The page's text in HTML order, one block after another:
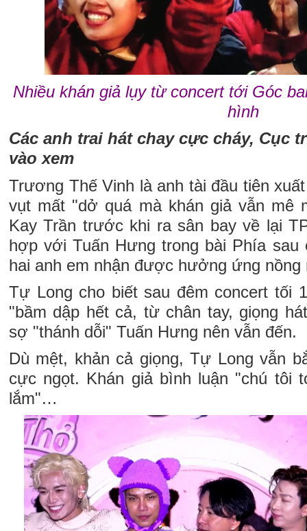
Nhiều khán giả lụy từ concert tới Góc
hình
Các anh trai hát chay cực cháy, Cục
vào xem
Trương Thế Vinh là anh tài đầu tiên
vụt mất "dở quá mà khán giả vẫn mê
Kay Trần trước khi ra sân bay về lại
hợp với Tuấn Hưng trong bài Phía sau
hai anh em nhận được hưởng ứng nồng
Tự Long cho biết sau đêm concert tối
"bầm dập hết cả, từ chân tay, giọng
sợ "thánh dỗi" Tuấn Hưng nên vẫn đến.
Dù mệt, khản cả giọng, Tự Long vẫn
cực ngọt. Khán giả bình luận "chú tôi
lắm"…